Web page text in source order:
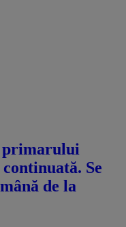
primarului
Se
de la